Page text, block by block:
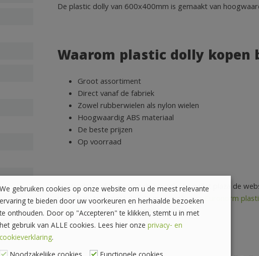
De plastic dolly van 600x400mm is gemaakt van
Waarom plastic dolly kopen
Groot assortiment
Direct vanaf de fabriek
Zowel rubberwielen als nylon wielen
Hoogwaardig ABS materiaal
De beste prijzen
Op voorraad
Plastic dolly of transport dolly vind u bij pallet plaza de
niet alleen transport dolly’s maar ook voor Euronorm
palletboxenvind u een groot assortiment.
We gebruiken cookies op onze website om u de meest relevante
ervaring te bieden door uw voorkeuren en herhaalde bezoeken
te onthouden. Door op "Accepteren" te klikken, stemt u in met
het gebruik van ALLE cookies. Lees hier onze privacy- en
cookieverklaring.